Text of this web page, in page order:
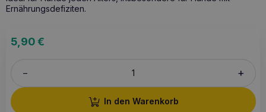
Ernährungsdefiziten.
5,90€
– +
In den Warenkorb